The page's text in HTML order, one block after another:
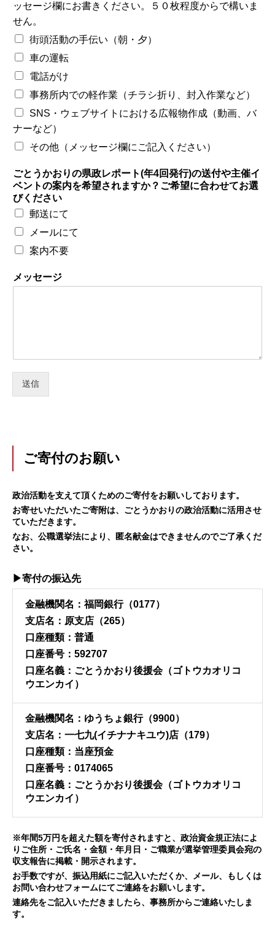
ッセージ欄にお書きください。５０枚程度からで構いま
せん。
街頭活動の手伝い（朝・夕）
車の運転
電話がけ
事務所内での軽作業（チラシ折り、封入作業など）
SNS・ウェブサイトにおける広報物作成（動画、バ
ナーなど）
その他（メッセージ欄にご記入ください）
ごとうかおりの県政レポート(年4回発行)の送付や主催イ
ベントの案内を希望されますか？ご希望に合わせてお選
びください
郵送にて
メールにて
案内不要
メッセージ
送信
ご寄付のお願い
政治活動を支えて頂くためのご寄付をお願いしております。
お寄せいただいたご寄附は、ごとうかおりの政治活動に活用させ
ていただきます。
なお、公職選挙法により、匿名献金はできませんのでご了承くだ
さい。
▶寄付の振込先
金融機関名：福岡銀行（0177）
支店名：原支店（265）
口座種類：普通
口座番号：592707
口座名義：ごとうかおり後援会（ゴトウカオリコ
ウエンカイ）
金融機関名：ゆうちょ銀行（9900）
支店名：一七九(イチナナキユウ)店（179）
口座種類：当座預金
口座番号：0174065
口座名義：ごとうかおり後援会（ゴトウカオリコ
ウエンカイ）
※年間5万円を超えた額を寄付されますと、政治資金規正法によ
りご住所・ご氏名・金額・年月日・ご職業が選挙管理委員会宛の
収支報告に掲載・開示されます。
お手数ですが、振込用紙にご記入いただくか、メール、もしくは
お問い合わせフォームにてご連絡をお願いします。
連絡先をご記入いただきましたら、事務所からご連絡いたしま
す。